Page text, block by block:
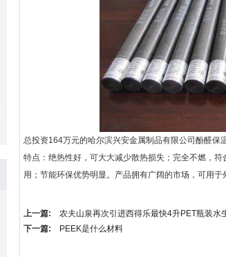
总投资164万元的哈尔滨兴安金属制品有限公司酚醛
特点：绝热性好，可大大减少散热损失；完全不燃，
用；节能环保优势明显。产品拥有广阔的市场，可用
上一篇: 农夫山泉再次引进西得乐最快4升PET瓶装水
下一篇:
PEEK是什么材料